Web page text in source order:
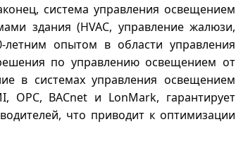
система управления освещением
здания (HVAC, управление жалюзи,
опытом в области управления
по управлению освещением от
в системах управления освещением
OPC, BACnet и LonMark, гарантирует
что приводит к оптимизации